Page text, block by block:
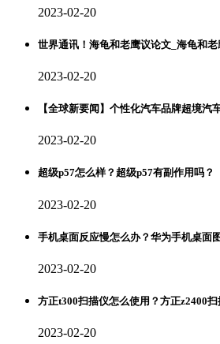
2023-02-20
世界通讯！海龟和老鹰议论文_海龟和老
2023-02-20
【全球新要闻】个性化汽车品牌超境汽
2023-02-20
超级p57怎么样？超级p57有副作用吗？
2023-02-20
手机桌面反应慢怎么办？华为手机桌面
2023-02-20
方正t300扫描仪怎么使用？方正z2400
2023-02-20